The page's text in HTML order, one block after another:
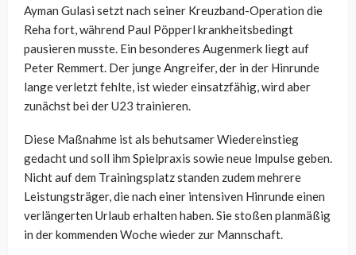
Ayman Gulasi setzt nach seiner Kreuzband-Operation die
Reha fort, während Paul Pöpperl krankheitsbedingt
pausieren musste. Ein besonderes Augenmerk liegt auf
Peter Remmert. Der junge Angreifer, der in der Hinrunde
lange verletzt fehlte, ist wieder einsatzfähig, wird aber
zunächst bei der U23 trainieren.
Diese Maßnahme ist als behutsamer Wiedereinstieg
gedacht und soll ihm Spielpraxis sowie neue Impulse geben.
Nicht auf dem Trainingsplatz standen zudem mehrere
Leistungsträger, die nach einer intensiven Hinrunde einen
verlängerten Urlaub erhalten haben. Sie stoßen planmäßig
in der kommenden Woche wieder zur Mannschaft.